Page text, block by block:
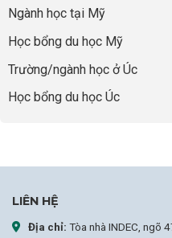
chọn
sự
Ngành học tại Mỹ
Học bổng du học Mỹ
Trường/ngành học ở Úc
Học bổng du học Úc
LIÊN HỆ
Địa chỉ: Tòa nhà INDEC, ngõ